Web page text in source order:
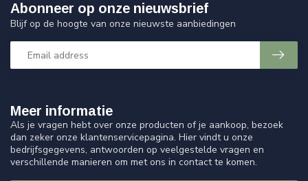
Meer informatie
Als je vragen hebt over onze producten of je aankoop, bezoek
dan zeker onze klantenservicepagina. Hier vindt u onze
bedrijfsgegevens, antwoorden op veelgestelde vragen en
verschillende manieren om met ons in contact te komen.
Abonneer op onze nieuwsbrief
Blijf op de hoogte van onze nieuwste aanbiedingen